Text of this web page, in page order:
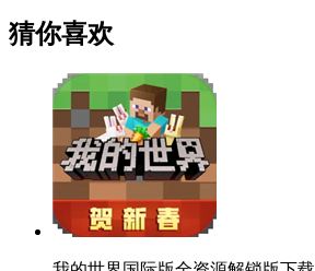
猜你喜欢